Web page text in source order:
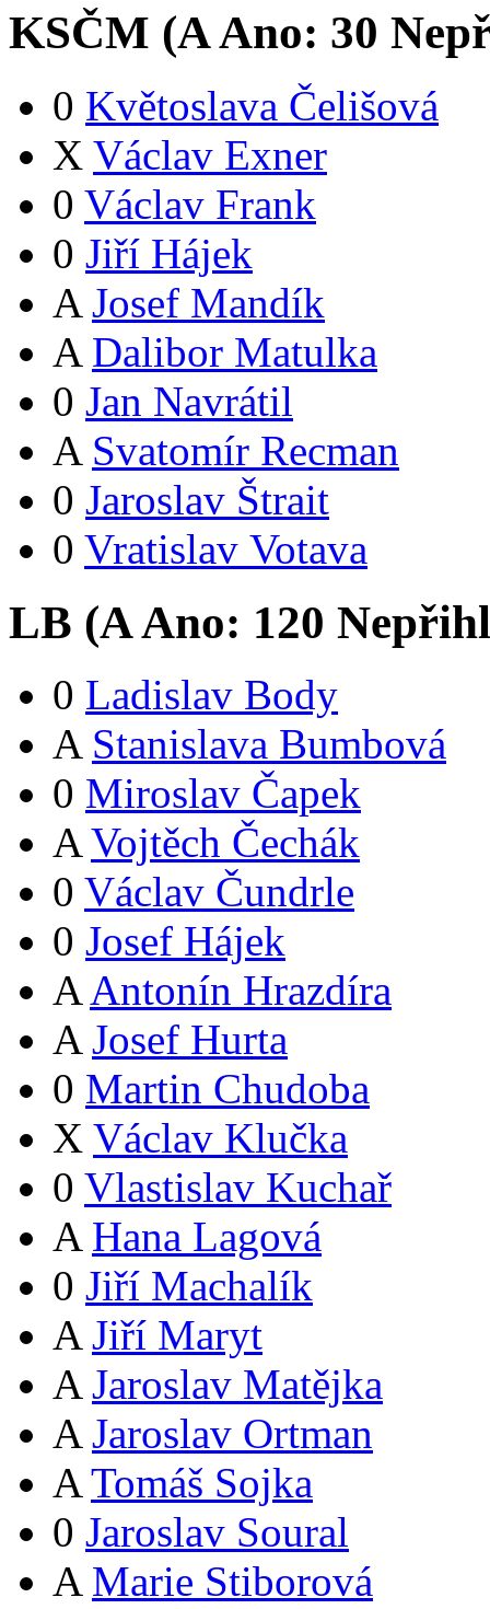
KSČM (AAno: 30
0 Květoslava Čelišová
X Václav Exner
0 Václav Frank
0 Jiří Hájek
A Josef Mandík
A Dalibor Matulka
0 Jan Navrátil
A Svatomír Recman
0 Jaroslav Štrait
0 Vratislav Votava
LB (AAno: 120
0 Ladislav Body
A Stanislava Bumbová
0 Miroslav Čapek
A Vojtěch Čechák
0 Václav Čundrle
0 Josef Hájek
A Antonín Hrazdíra
A Josef Hurta
0 Martin Chudoba
X Václav Klučka
0 Vlastislav Kuchař
A Hana Lagová
0 Jiří Machalík
A Jiří Maryt
A Jaroslav Matějka
A Jaroslav Ortman
A Tomáš Sojka
0 Jaroslav Soural
A Marie Stiborová